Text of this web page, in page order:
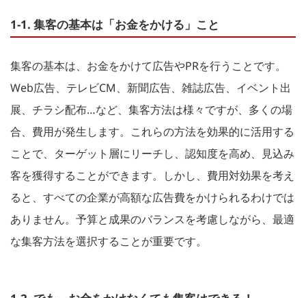
1-1. 集客の基本は「お金をかける」こと
集客の基本は、お金をかけて広告やPRを行うことです。
Web広告、テレビCM、新聞広告、雑誌広告、イベント出
展、チラシ配布…など、集客方法は様々ですが、多くの場
合、費用が発生します。これらの方法を効果的に活用する
ことで、ターゲット層にリーチし、認知度を高め、見込み
客を獲得することができます。しかし、費用対効果を考え
ると、すべての企業が高額な広告費をかけられるわけでは
ありません。予算と成果のバランスを考慮しながら、最適
な集客方法を選択することが重要です。